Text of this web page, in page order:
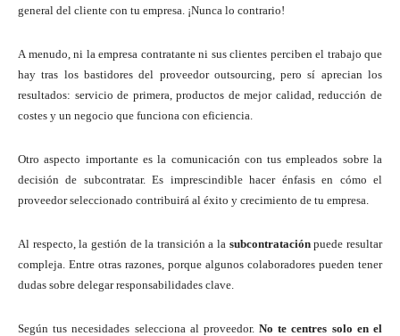
general del cliente con tu empresa. ¡Nunca lo contrario!
A menudo, ni la empresa contratante ni sus clientes perciben el trabajo que
hay tras los bastidores del proveedor outsourcing, pero sí aprecian los
resultados: servicio de primera, productos de mejor calidad, reducción de
costes y un negocio que funciona con eficiencia.
Otro aspecto importante es la comunicación con tus empleados sobre la
decisión de subcontratar. Es imprescindible hacer énfasis en cómo el
proveedor seleccionado contribuirá al éxito y crecimiento de tu empresa.
Al respecto, la gestión de la transición a la subcontrataciónpuede resultar
compleja. Entre otras razones, porque algunos colaboradores pueden tener
dudas sobre delegar responsabilidades clave.
Según tus necesidades selecciona al proveedor.No te centres solo en el